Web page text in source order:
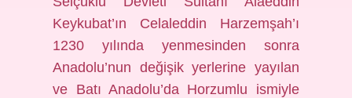
Keykubat’ın Celaleddin Harzemşah’ı
1230 yılında yenmesinden sonra
Anadolu’nun değişik yerlerine yayılan
ve Batı Anadolu’da Horzumlu ismiyle